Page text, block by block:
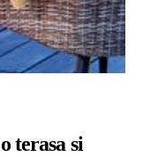
terasa si